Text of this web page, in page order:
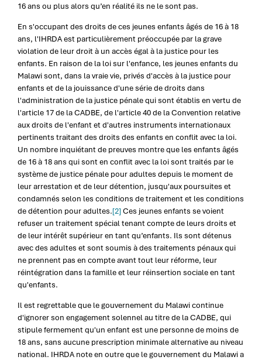
16 ans ou plus alors qu’en réalité ils ne le sont pas.
En s'occupant des droits de ces jeunes enfants âgés de 16 à 18
ans, l'IHRDA est particulièrement préoccupée par la grave
violation de leur droit à un accès égal à la justice pour les
enfants. En raison de la loi sur l'enfance, les jeunes enfants du
Malawi sont, dans la vraie vie, privés d'accès à la justice pour
enfants et de la jouissance d'une série de droits dans
l'administration de la justice pénale qui sont établis en vertu de
l'article 17 de la CADBE, de l'article 40 de la Convention relative
aux droits de l'enfant et d'autres instruments internationaux
pertinents traitant des droits des enfants en conflit avec la loi.
Un nombre inquiétant de preuves montre que les enfants âgés
de 16 à 18 ans qui sont en conflit avec la loi sont traités par le
système de justice pénale pour adultes depuis le moment de
leur arrestation et de leur détention, jusqu'aux poursuites et
condamnés selon les conditions de traitement et les conditions
de détention pour adultes.[2]Ces jeunes enfants se voient
refuser un traitement spécial tenant compte de leurs droits et
de leur intérêt supérieur en tant qu’enfants. Ils sont détenus
avec des adultes et sont soumis à des traitements pénaux qui
ne prennent pas en compte avant tout leur réforme, leur
réintégration dans la famille et leur réinsertion sociale en tant
qu'enfants.
Il est regrettable que le gouvernement du Malawi continue
d'ignorer son engagement solennel au titre de la CADBE, qui
stipule fermement qu'un enfant est une personne de moins de
18 ans, sans aucune prescription minimale alternative au niveau
national. IHRDA note en outre que le gouvernement du Malawi a